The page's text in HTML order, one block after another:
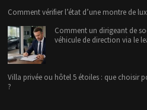
Comment vérifier l’état d’une montre de
Comment un dirigeant de
véhicule de direction via le
Villa privée ou hôtel 5 étoiles : que choisir
?